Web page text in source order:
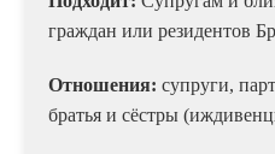
граждан или резидентов
Отношения: супруги,
братья и сёстры